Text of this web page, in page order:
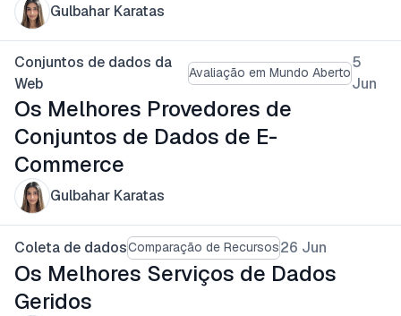
Gulbahar Karatas
Conjuntos de dados da
Web
Avaliação em Mundo Aberto
5
Jun
Os Melhores Provedores de
Conjuntos de Dados de E-
Commerce
Gulbahar Karatas
Coleta de dadosComparação de Recursos26 Jun
Os Melhores Serviços de Dados
Geridos